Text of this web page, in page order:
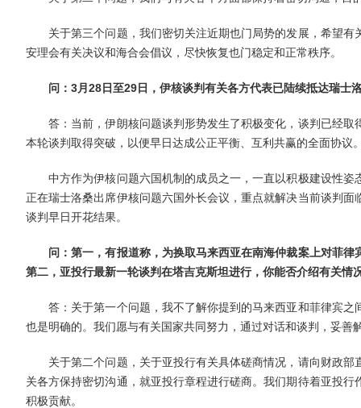
关于第三个问题，我们密切关注近期也门局势的发展，希望有
安理会有关决议和海合会倡议，尽快恢复也门稳定和正常秩序。
问： 3月 28日至29日， 伊核谈判有关各方代表已陆续抵达瑞士
答：当前，伊朗核问题谈判形势发生了积极变化，谈判已经取
本轮谈判取得突破，以便早日达成公正平衡、互利共赢的全面协议
中方作为伊核问题六国机制的成员之一，一直以积极建设性姿
正在瑞士洛桑出席伊核问题六国外长会议，重点就解决当前谈判
谈判早日开花结果。
问：第一，有报道称，为换取马来西亚在南海仲裁案上对菲
第二，亚投行最新一轮谈判在塔吉克斯坦进行，你能否介绍有关情
答：关于第一个问题，我不了解你提到的马来西亚和菲律宾之
也是明确的。我们愿与有关国家共同努力，通过对话和谈判，妥善
关于第二个问题，关于亚投行有关具体磋商情况，请向财政部
关各方保持密切沟通，就亚投行章程进行磋商。我们期待着亚投
积极贡献。